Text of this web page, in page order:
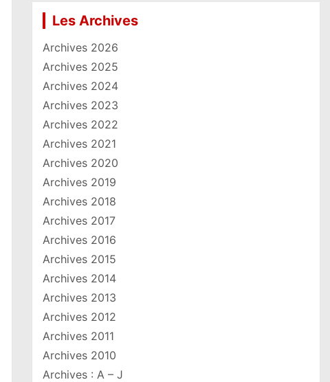
Les Archives
Archives 2026
Archives 2025
Archives 2024
Archives 2023
Archives 2022
Archives 2021
Archives 2020
Archives 2019
Archives 2018
Archives 2017
Archives 2016
Archives 2015
Archives 2014
Archives 2013
Archives 2012
Archives 2011
Archives 2010
Archives : A – J